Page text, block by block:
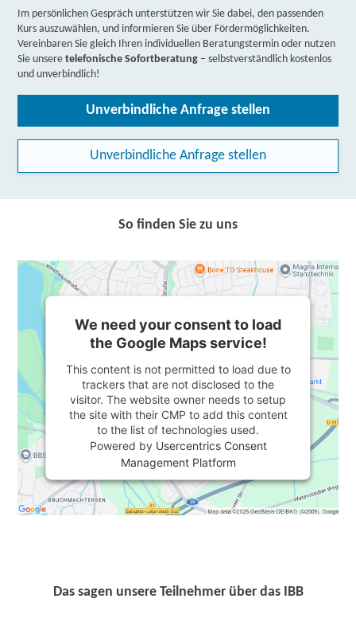
Im persönlichen Gespräch unterstützen wir Sie dabei, den passenden
Kurs auszuwählen, und informieren Sie über Fördermöglichkeiten.
Vereinbaren Sie gleich Ihren individuellen Beratungstermin oder nutzen
Sie unseretelefonische Sofortberatung – selbstverständlich kostenlos
und unverbindlich!
Unverbindliche Anfrage stellen
Unverbindliche Anfrage stellen
So finden Sie zu uns
We need your consent to load
the Google Maps service!
This content is not permitted to load due to
trackers that are not disclosed to the
visitor. The website owner needs to setup
the site with their CMP to add this content
to the list of technologies used.
Powered by Usercentrics Consent
Management Platform
Das sagen unsere Teilnehmer über das IBB